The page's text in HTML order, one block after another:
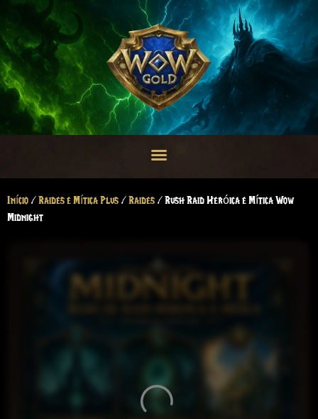
Início /Raides e Mítica Plus /Raides / Rush Raid Heróica e Mítica Wow
Midnight